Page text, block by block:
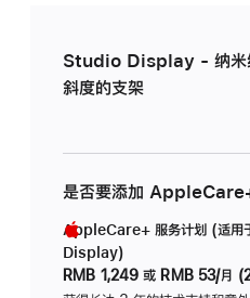
Studio Display - 纳米
斜度的支架
是否要添加 AppleCare+
AppleCare+ 服务计划 (适
Display)
RMB 1,249 或 RMB 53/月